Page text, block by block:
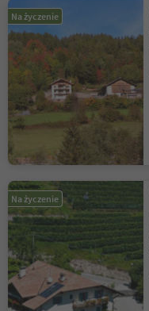
Na życzenie
Na życzenie